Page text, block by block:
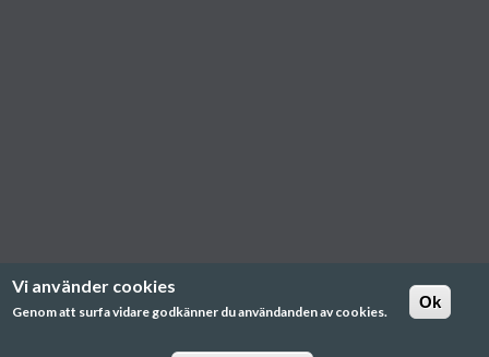
Vi använder cookies
Genom att surfa vidare godkänner du användanden av cookies.
Ok